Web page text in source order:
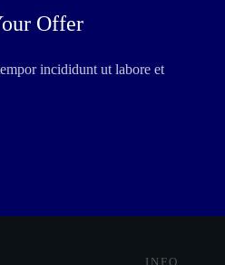
Offer
incididunt ut labore et
INFO